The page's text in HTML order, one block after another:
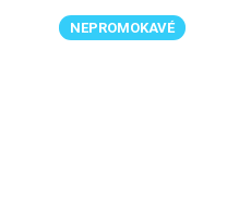
NEPROMOKAVÉ